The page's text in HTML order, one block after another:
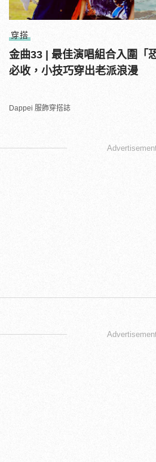
穿搭
金曲33 | 最佳演唱組合入圍「
必收，小技巧穿出老派浪漫
Dappei 服飾穿搭誌